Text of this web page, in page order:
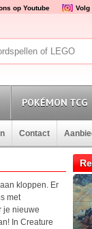
op Youtube Volg
POKÉMON TCG
Contact
kloppen. Er
met
je nieuwe
In Creature